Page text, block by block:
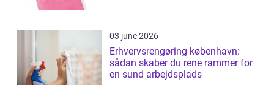
03 june 2026
Erhvervsrengøring københavn:
sådan skaber du rene rammer for
en sund arbejdsplads